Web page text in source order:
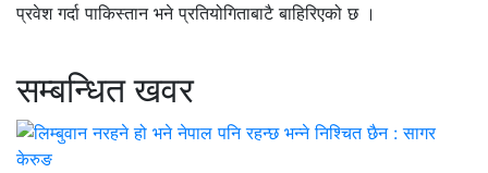
प्रवेश गर्दा पाकिस्तान भने प्रतियोगिताबाटै बाहिरिएको छ ।
सम्बन्धित खवर